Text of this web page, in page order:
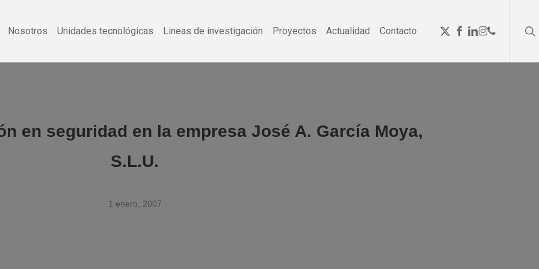
Nosotros Unidades tecnológicas Lineas de investigación Proyectos Actualidad Contacto
x-
twitter
facebook
linkedin
instagram
phone
en seguridad en la empresa José A. García Moya,
S.L.U.
1 enero, 2007